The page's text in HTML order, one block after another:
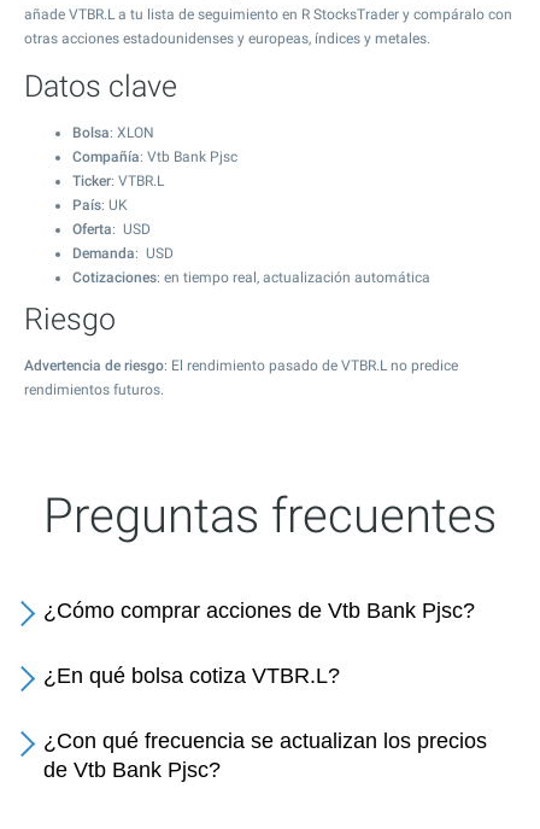
añade VTBR.L a tu lista de seguimiento en R StocksTrader y compáralo con
otras acciones estadounidenses y europeas, índices y metales.
Datos clave
Bolsa: XLON
Compañía: Vtb Bank Pjsc
Ticker: VTBR.L
País: UK
Oferta: USD
Demanda: USD
Cotizaciones: en tiempo real, actualización automática
Riesgo
Advertencia de riesgo: El rendimiento pasado de VTBR.L no predice
rendimientos futuros.
Preguntas frecuentes
¿Cómo comprar acciones de Vtb Bank Pjsc?
¿En qué bolsa cotiza VTBR.L?
¿Con qué frecuencia se actualizan los precios
de Vtb Bank Pjsc?